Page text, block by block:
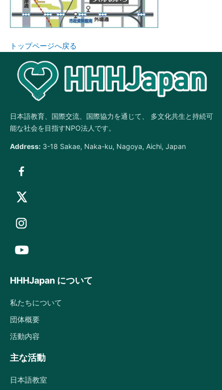
トップページへ戻る
日本語教育、国際交流、国際協力を通じて、 多文化共生と持続可
能な社会を目指すNPO法人です。
Address: 3-18 Sakae, Naka-ku, Nagoya, Aichi, Japan
HHHJapan について
私たちについて
団体概要
活動内容
主な活動
日本語教室